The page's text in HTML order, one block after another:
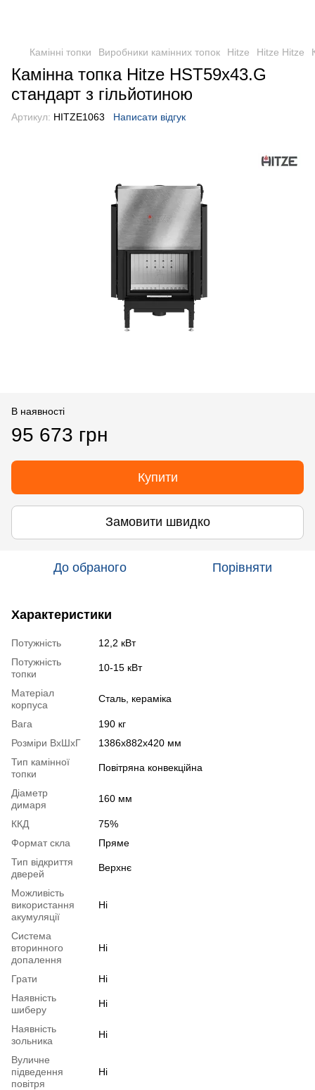
Камінні топки Виробники камінних топок Hitze Hitze Hitze
Камінна топка Hitze HST59x43.G
стандарт з гільйотиною
Артикул: HITZE1063 Написати відгук
В наявності
95 673 грн
Купити
Замовити швидко
До обраного Порівняти
Характеристики
Потужність
12,2 кВт
Потужність
топки
10-15 кВт
Матеріал
корпуса
Сталь, кераміка
Вага
190 кг
Розміри ВхШхГ
1386x882x420 мм
Тип камінної
топки
Повітряна конвекційна
Діаметр
димаря
160 мм
ККД
75%
Формат скла
Пряме
Тип відкриття
дверей
Верхнє
Можливість
використання
акумуляції
Ні
Система
вторинного
допалення
Ні
Грати
Ні
Наявність
шиберу
Ні
Наявність
зольника
Ні
Вуличне
підведення
повітря
Ні